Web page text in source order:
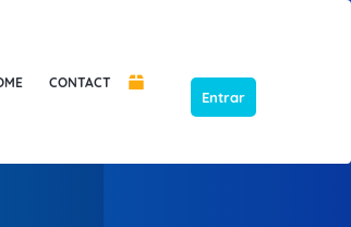
CONTACT
Entrar